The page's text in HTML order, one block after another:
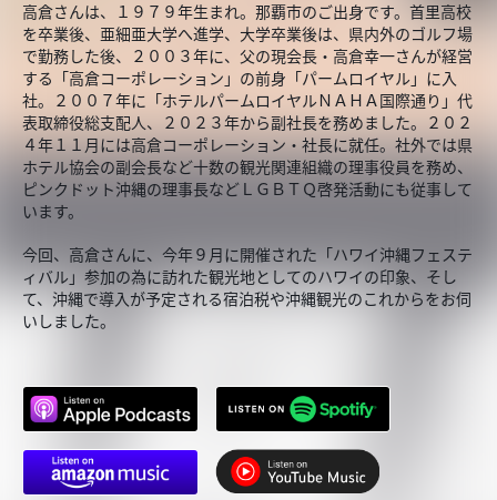
高倉さんは、１９７９年生まれ。那覇市のご出身です。首里高校
を卒業後、亜細亜大学へ進学、大学卒業後は、県内外のゴルフ場
で勤務した後、２００３年に、父の現会長・高倉幸一さんが経営
する「高倉コーポレーション」の前身「パームロイヤル」に入
社。２００７年に「ホテルパームロイヤルＮＡＨＡ国際通り」代
表取締役総支配人、２０２３年から副社長を務めました。２０２
４年１１月には高倉コーポレーション・社長に就任。社外では県
ホテル協会の副会長など十数の観光関連組織の理事役員を務め、
ピンクドット沖縄の理事長などＬＧＢＴＱ啓発活動にも従事して
います。
今回、高倉さんに、今年９月に開催された「ハワイ沖縄フェステ
ィバル」参加の為に訪れた観光地としてのハワイの印象、そし
て、沖縄で導入が予定される宿泊税や沖縄観光のこれからをお伺
いしました。